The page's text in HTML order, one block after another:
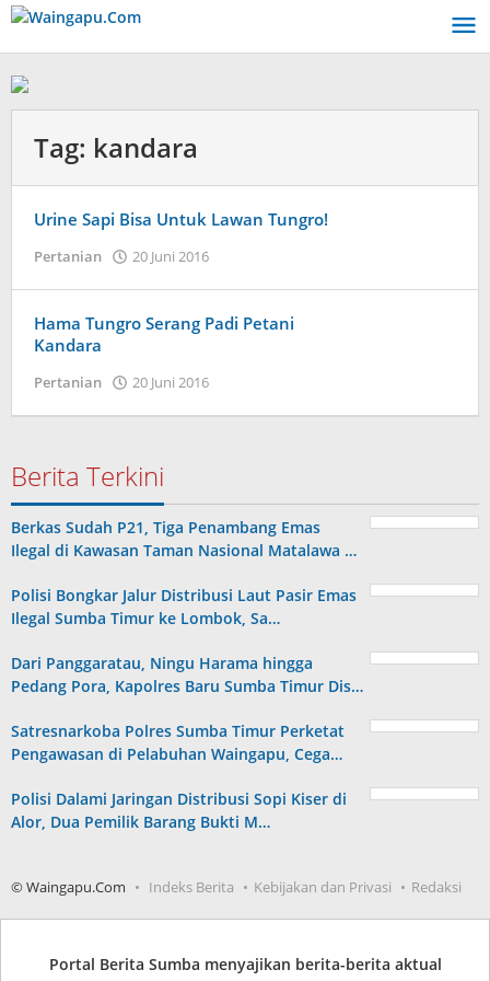
Lewati
konten
Tag: kandara
Urine Sapi Bisa Untuk Lawan Tungro!
Pertanian 20 Juni 2016
Hama Tungro Serang Padi Petani
Kandara
Pertanian 20 Juni 2016
Berita Terkini
Berkas Sudah P21, Tiga Penambang Emas
Ilegal di Kawasan Taman Nasional Matalawa …
Polisi Bongkar Jalur Distribusi Laut Pasir Emas
Ilegal Sumba Timur ke Lombok, Sa…
Dari Panggaratau, Ningu Harama hingga
Pedang Pora, Kapolres Baru Sumba Timur Dis…
Satresnarkoba Polres Sumba Timur Perketat
Pengawasan di Pelabuhan Waingapu, Cega…
Polisi Dalami Jaringan Distribusi Sopi Kiser di
Alor, Dua Pemilik Barang Bukti M…
© Waingapu.Com Indeks Berita Kebijakan dan Privasi Redaksi
Portal Berita Sumba menyajikan berita-berita aktual